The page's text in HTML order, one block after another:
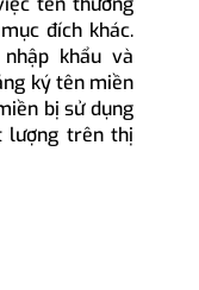
đích khác.
khẩu và
ký tên miền
bị sử dụng
lượng trên thị